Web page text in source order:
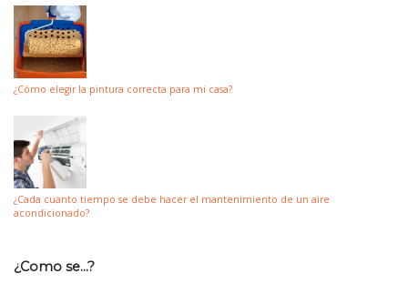
¿Cómo elegir la pintura correcta para mi casa?
¿Cada cuanto tiempo se debe hacer el mantenimiento de un aire
acondicionado?
¿Como se…?